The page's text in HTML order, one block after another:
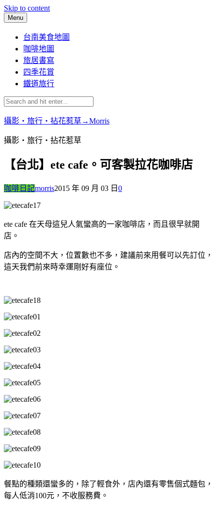
Skip to content
Menu
台南美食地圖
咖啡地圖
旅居書寫
四季花賞
鐵道旅行
攝影‧旅行‧拈花惹草→Morris
攝影‧旅行‧拈花惹草
【台北】ete cafe。可客製拉花咖啡店
咖啡日記morris2015 年 09 月 03 日 0
ete cafe 在天母這兒人氣蠻高的一家咖啡店，而且很早就開
店。
店內的空間不大，位置數也不多，建議前來用餐可以先訂位，
這天我們前來時幸運剛好有座位。
餐點的種類還蠻多的，除了輕食外，店內還有零售個式麵包，
每人低消100元，不收服務費。